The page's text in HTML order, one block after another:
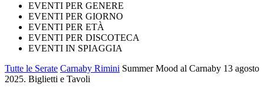
EVENTI PER GENERE
EVENTI PER GIORNO
EVENTI PER ETÀ
EVENTI PER DISCOTECA
EVENTI IN SPIAGGIA
Tutte le Serate Carnaby Rimini Summer Mood al Carnaby 13 agosto
2025. Biglietti e Tavoli